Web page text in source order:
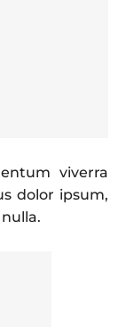
viverra
dolor ipsum,